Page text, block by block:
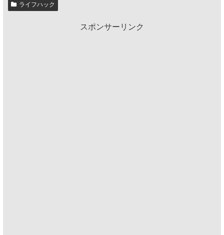
ライフハック
スポンサーリンク